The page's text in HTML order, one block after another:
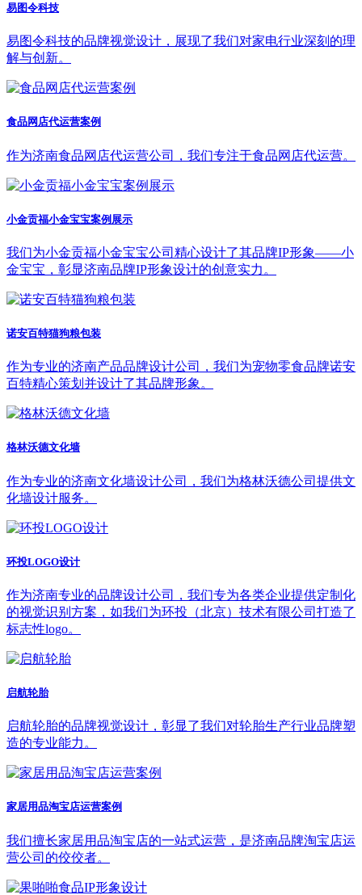
易图令科技
易图令科技的品牌视觉设计，展现了我们对家电行业深刻的理
解与创新。
食品网店代运营案例
作为济南食品网店代运营公司，我们专注于食品网店代运营。
小金贡福小金宝宝案例展示
我们为小金贡福小金宝宝公司精心设计了其品牌IP形象——小
金宝宝，彰显济南品牌IP形象设计的创意实力。
诺安百特猫狗粮包装
作为专业的济南产品品牌设计公司，我们为宠物零食品牌诺安
百特精心策划并设计了其品牌形象。
格林沃德文化墙
作为专业的济南文化墙设计公司，我们为格林沃德公司提供文
化墙设计服务。
环投LOGO设计
作为济南专业的品牌设计公司，我们专为各类企业提供定制化
的视觉识别方案，如我们为环投（北京）技术有限公司打造了
标志性logo。
启航轮胎
启航轮胎的品牌视觉设计，彰显了我们对轮胎生产行业品牌塑
造的专业能力。
家居用品淘宝店运营案例
我们擅长家居用品淘宝店的一站式运营，是济南品牌淘宝店运
营公司的佼佼者。